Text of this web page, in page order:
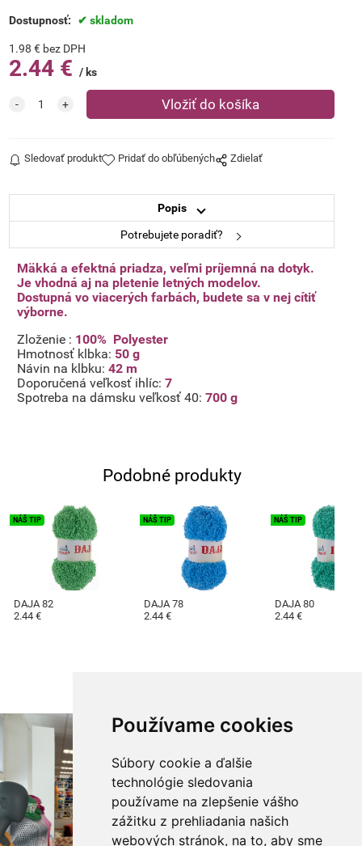
Používame cookies
Súbory cookie a ďalšie
technológie sledovania
používame na zlepšenie vášho
zážitku z prehliadania našich
webových stránok, na to, aby sme
Dostupnosť: skladom
1.98 € bez DPH
2.44 € ks
Sledovať produkt Pridať do obľúbených Zdielať
Popis
Potrebujete poradiť?
Mäkká a efektná priadza, veľmi príjemná na dotyk.
Je vhodná aj na pletenie letných modelov.
Dostupná vo viacerých farbách, budete sa v nej cítiť
výborne.
Zloženie : 100% Polyester
Hmotnosť klbka: 50 g
Návin na klbku:42 m
Doporučená veľkosť ihlíc:7
Spotreba na dámsku veľkosť 40:700 g
Podobné produkty
DAJA 82
NÁŠ TIP
2.44 €
DAJA 78
NÁŠ TIP
2.44 €
DAJA 80
NÁŠ TIP
2.44 €